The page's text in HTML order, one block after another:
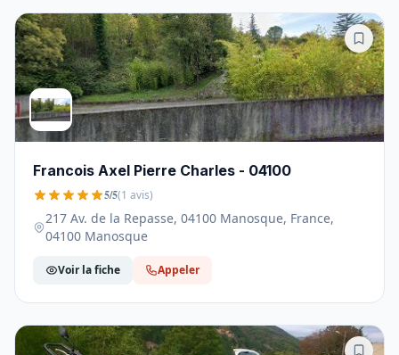
Francois Axel Pierre Charles - 04100
5/5(1 avis)
217 Av. de la Repasse, 04100 Manosque, France,
04100 Manosque
Voir la fiche Appeler